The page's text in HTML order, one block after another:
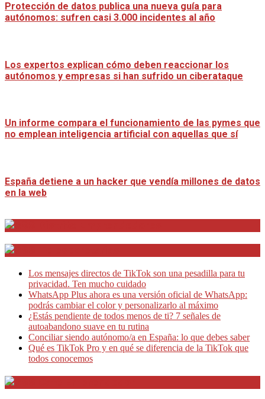
Protección de datos publica una nueva guía para
autónomos: sufren casi 3.000 incidentes al año
Los expertos explican cómo deben reaccionar los
autónomos y empresas si han sufrido un ciberataque
Un informe compara el funcionamiento de las pymes que
no emplean inteligencia artificial con aquellas que sí
España detiene a un hacker que vendía millones de datos
en la web
Los mensajes directos de TikTok son una pesadilla para tu
privacidad. Ten mucho cuidado
WhatsApp Plus ahora es una versión oficial de WhatsApp:
podrás cambiar el color y personalizarlo al máximo
¿Estás pendiente de todos menos de ti? 7 señales de
autoabandono suave en tu rutina
Conciliar siendo autónomo/a en España: lo que debes saber
Qué es TikTok Pro y en qué se diferencia de la TikTok que
todos conocemos